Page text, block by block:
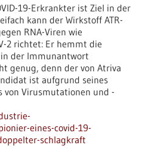
19-Erkrankter ist Ziel in der
kann der Wirkstoff ATR-
RNA-Viren wie
2 richtet: Er hemmt die
der Immunantwort
genug, denn der von Atriva
ist aufgrund seines
von Virusmutationen und -
eines-covid-19-
schlagkraft